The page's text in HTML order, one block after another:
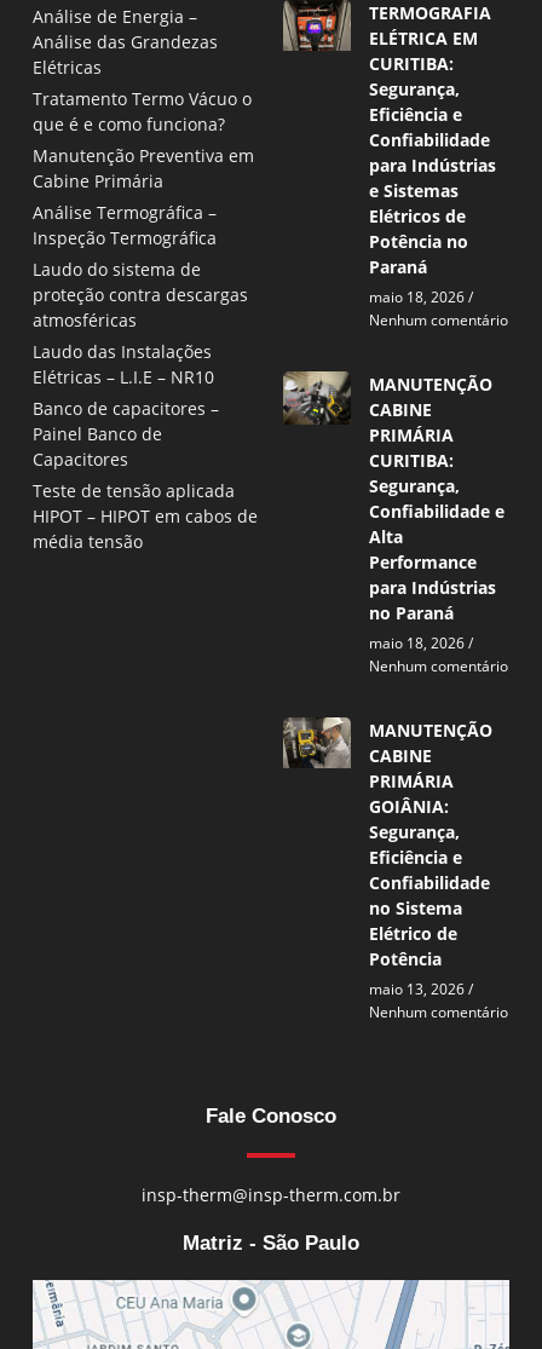
Análise de Energia –
Análise das Grandezas
Elétricas
Tratamento Termo Vácuo o
que é e como funciona?
Manutenção Preventiva em
Cabine Primária
Análise Termográfica –
Inspeção Termográfica
Laudo do sistema de
proteção contra descargas
atmosféricas
Laudo das Instalações
Elétricas – L.I.E – NR10
Banco de capacitores –
Painel Banco de
Capacitores
Teste de tensão aplicada
HIPOT – HIPOT em cabos de
média tensão
TERMOGRAFIA
ELÉTRICA EM
CURITIBA:
Segurança,
Eficiência e
Confiabilidade
para Indústrias
e Sistemas
Elétricos de
Potência no
Paraná
maio 18, 2026
Nenhum comentário
MANUTENÇÃO
CABINE
PRIMÁRIA
CURITIBA:
Segurança,
Confiabilidade e
Alta
Performance
para Indústrias
no Paraná
maio 18, 2026
Nenhum comentário
MANUTENÇÃO
CABINE
PRIMÁRIA
GOIÂNIA:
Segurança,
Eficiência e
Confiabilidade
no Sistema
Elétrico de
Potência
maio 13, 2026
Nenhum comentário
Fale Conosco
insp-therm@insp-therm.com.br
Matriz - São Paulo